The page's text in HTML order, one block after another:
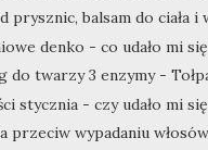
prysznic, balsam do ciała i
denko - co udało mi
do twarzy 3 enzymy -
stycznia - czy udało mi
przeciw wypadaniu